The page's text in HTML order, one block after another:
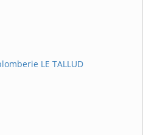
LE TALLUD